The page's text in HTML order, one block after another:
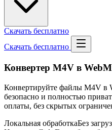
Скачать бесплатно
Скачать бесплатно
Конвертер M4V в WebM
Конвертируйте файлы M4V в
безопасно и полностью
оплаты, без скрытых
Локальная обработкаБез